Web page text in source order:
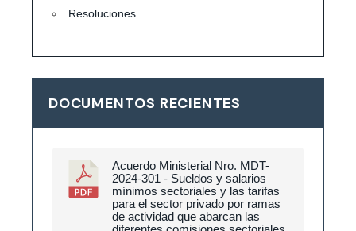
Resoluciones
DOCUMENTOS RECIENTES
Acuerdo Ministerial Nro. MDT-
2024-301 - Sueldos y salarios
mínimos sectoriales y las tarifas
para el sector privado por ramas
de actividad que abarcan las